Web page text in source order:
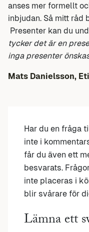
anses mer formellt
inbjudan. Så mitt råd
Presenter kan du
tycker det är en
inga presenter
Mats Danielsson,
Har du en fråga
inte i
får du även ett
besvarats.
inte placeras i
blir svårare för
Lämna ett